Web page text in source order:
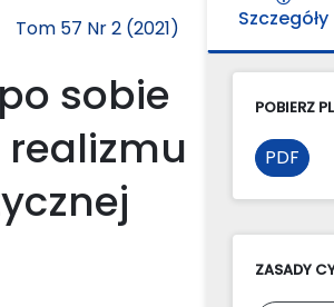
Tom 57 Nr 2 (2021)
sobie
Szczegóły
POBIERZ
PDF
ZASADY